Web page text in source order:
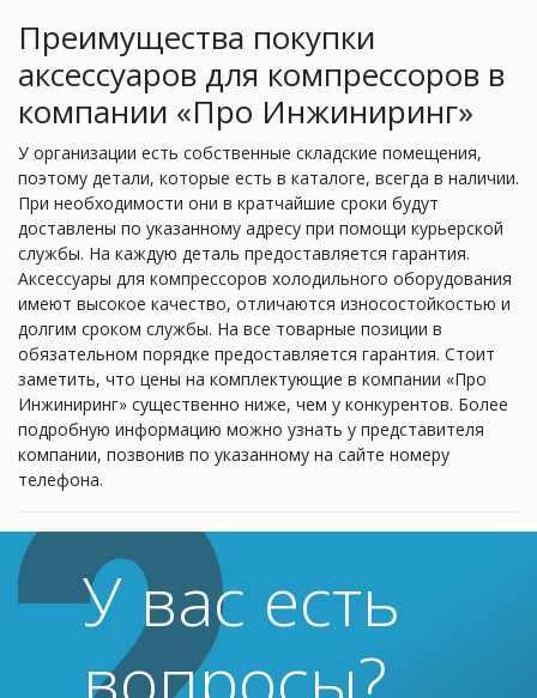
Преимущества покупки
аксессуаров для компрессоров в
компании «Про Инжиниринг»
У организации есть собственные складские помещения,
поэтому детали, которые есть в каталоге, всегда в наличии.
При необходимости они в кратчайшие сроки будут
доставлены по указанному адресу при помощи курьерской
службы. На каждую деталь предоставляется гарантия.
Аксессуары для компрессоров холодильного оборудования
имеют высокое качество, отличаются износостойкостью и
долгим сроком службы. На все товарные позиции в
обязательном порядке предоставляется гарантия. Стоит
заметить, что цены на комплектующие в компании «Про
Инжиниринг» существенно ниже, чем у конкурентов. Более
подробную информацию можно узнать у представителя
компании, позвонив по указанному на сайте номеру
телефона.
У вас есть
вопросы?